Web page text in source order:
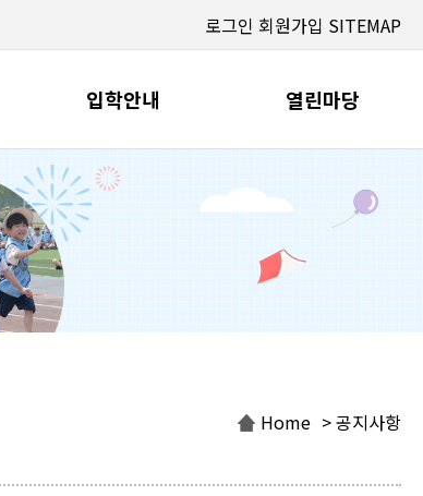
로그인 회원가입 SITEMAP
입학안내 열린마당
Home > 공지사항